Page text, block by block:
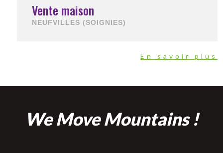
Vente maison
NEUFVILLES (SOIGNIES)
En savoir plus
We Move Mountains !